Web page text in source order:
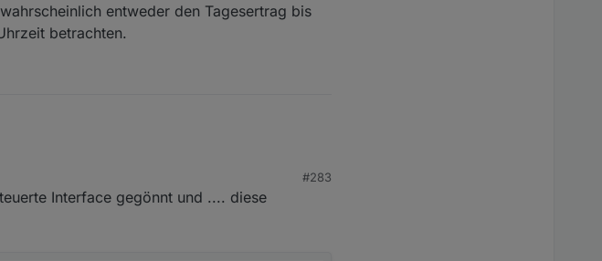
entweder den Tagesertrag bis
betrachten.
#283
Interface gegönnt und .... diese